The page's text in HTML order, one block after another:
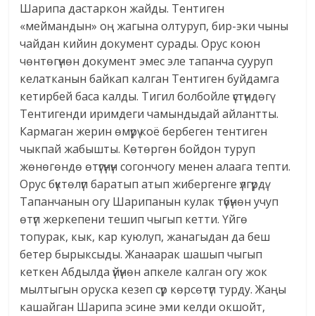
Шарипа дастаркон жайды. Тентиген
«меймандын» оң жагына олтуруп, бир-эки чыны
чайдан кийин документ сурады. Орус коюн
чөнтөгүнөн документ эмес эле тапанча сууруп
келатканын байкап калган Тентиген буйдамга
кетирбей баса калды. Тигил болбойле үстүндөгү
Тентигенди иримдеги чамындыдай айлантты.
Кармаган жерин өмүрү коё бербеген тентиген
чыкпай жабышты. Көтөргөн бойдон туруп
жөнөгөндө өтүгүнүн согончогу менен алаага тепти.
Орус бүктөлүп баратып атып жибергенге үлгүрдү.
Тапанчанын огу Шарипанын кулак түбүнөн учуп
өтүп жеркепени тешип чыгып кетти. Үйгө
топурак, кык, кар куюлуп, жанагыдан да беш
бетер бырыксыды. Жанаарак шашып чыгып
кеткен Абдылда үйүнөн апкеле калган огу жок
мылтыгын оруска кезеп сүр көрсөтүп турду. Жаңы
кашайган Шарипа эсине эми келди окшойт,